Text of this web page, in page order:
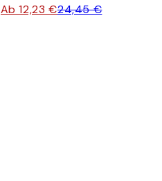
Ab 12,23 €24,45 €